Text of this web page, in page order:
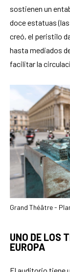
sostienen un
doce estatuas
creó, el peristilo
hasta mediados
facilitar la
Grand Théâtre -
UNO DE LOS
EUROPA
El auditorio tiene